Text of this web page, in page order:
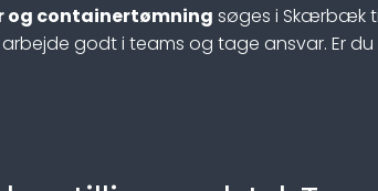
og containertømning søges i Skærbæk
godt i teams og tage ansvar. Er